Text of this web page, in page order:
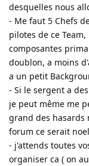
desquelles nous
- Me faut 5 Chefs
pilotes de ce
composantes
doublon, a moins
a un petit
- Si le sergent a
je peut même me
grand des hasards
forum ce serait
- j'attends toutes
organiser ca ( on